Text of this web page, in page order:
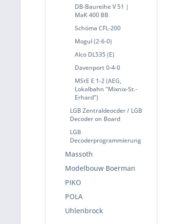
DB-Baureihe V 51 |
MaK 400 BB
Schöma CFL-200
Mogul (2-6-0)
Alco DL535 (E)
Davenport 0-4-0
MStE E 1-2 (AEG,
Lokalbahn "Mixnix-St.-
Erhard")
LGB Zentraldeocder / LGB
Decoder on Board
LGB
Decoderprogrammierung
Massoth
Modelbouw Boerman
PIKO
POLA
Uhlenbrock